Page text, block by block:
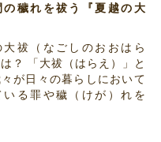
の穢れを祓う『夏越の大
大祓（なごしのおおはら
？ 「大祓（はらえ）」と
が日々の暮らしにおいて
いる罪や穢（けが）れを